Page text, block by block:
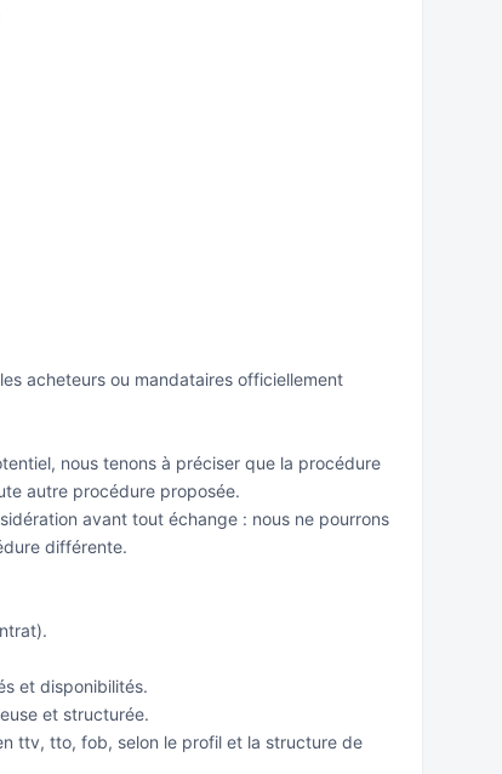
acheteurs ou mandataires officiellement
nous tenons à préciser que la procédure
autre procédure proposée.
avant tout échange : nous ne pourrons
différente.
et disponibilités.
et structurée.
ttv, tto, fob, selon le profil et la structure de